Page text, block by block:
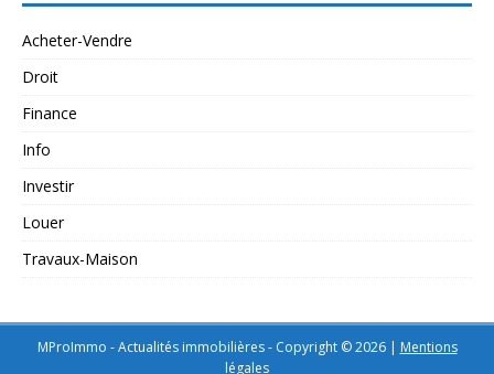
Acheter-Vendre
Droit
Finance
Info
Investir
Louer
Travaux-Maison
MProImmo - Actualités immobilières - Copyright © 2026 | Mentions
légales